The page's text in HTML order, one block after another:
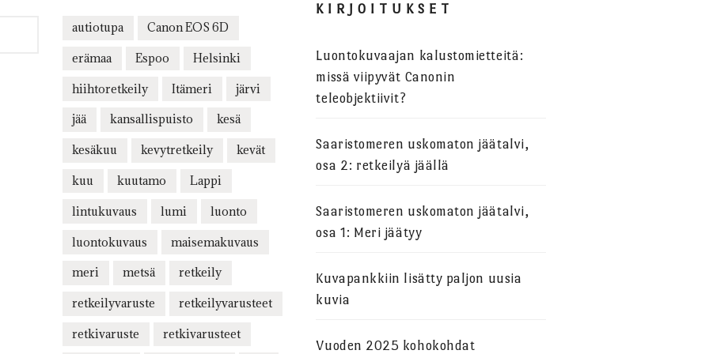
autiotupa Canon EOS 6D
erämaa Espoo Helsinki
hiihtoretkeily Itämeri järvi
jää kansallispuisto kesä
kesäkuu kevytretkeily kevät
kuu kuutamo Lappi
lintukuvaus lumi luonto
luontokuvaus maisemakuvaus
meri metsä retkeily
retkeilyvaruste retkeilyvarusteet
retkivaruste retkivarusteet
KIRJOITUKSET
Luontokuvaajan kalustomietteitä:
missä viipyvät Canonin
teleobjektiivit?
Saaristomeren uskomaton jäätalvi,
osa 2: retkeilyä jäällä
Saaristomeren uskomaton jäätalvi,
osa 1: Meri jäätyy
Kuvapankkiin lisätty paljon uusia
kuvia
Vuoden 2025 kohokohdat